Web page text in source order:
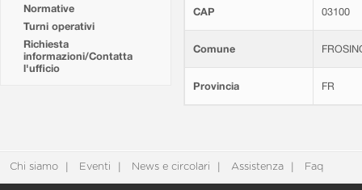
Normative
Turni operativi
Richiesta
informazioni/Contatta
l'ufficio
CAP 03100
Comune
Provincia FR
Chi siamo Eventi News e circolari Assistenza Faq